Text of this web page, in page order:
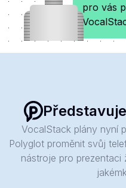
pro vás
VocalStack plány nyní
Polyglot proměnit svůj
nástroje pro